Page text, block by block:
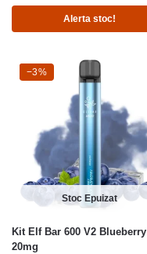
Alerta stoc!
-3%
Stoc Epuizat
−3%
Kit Elf Bar 600 V2 Blueberry
20mg